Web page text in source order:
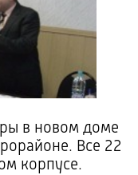
в новом доме
Все 22
корпусе.